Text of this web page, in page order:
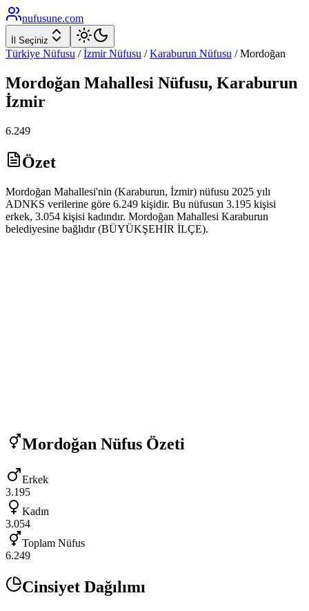
nufusune.com
İl Seçiniz
Türkiye Nüfusu / İzmirNüfusu / Karaburun Nüfusu /Mordoğan
Mordoğan Mahallesi Nüfusu, Karaburun
İzmir
6.249
Özet
Mordoğan Mahallesi'nin (Karaburun, İzmir) nüfusu 2025 yılı
ADNKS verilerine göre 6.249 kişidir. Bu nüfusun 3.195 kişisi
erkek, 3.054 kişisi kadındır. Mordoğan Mahallesi Karaburun
belediyesine bağlıdır (BÜYÜKŞEHİR İLÇE).
Mordoğan Nüfus Özeti
Erkek
3.195
Kadın
3.054
Toplam Nüfus
6.249
Cinsiyet Dağılımı